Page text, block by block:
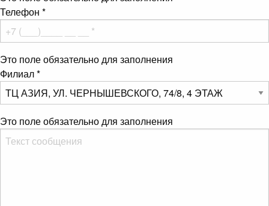
Телефон *
Это поле обязательно для заполнения
Филиал*
Это поле обязательно для заполнения